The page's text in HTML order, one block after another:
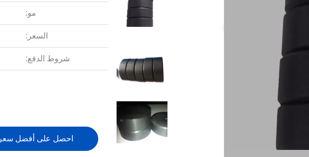
مو:
السعر:
شروط الدفع:
احصل على أفضل سعر